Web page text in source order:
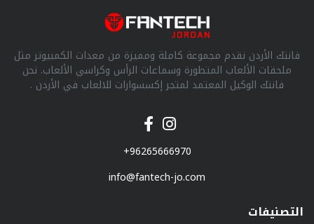
فانتك الأردن نقدم مجموعة كاملة ومميزة من معدات الكمبيوتر مثل
ملحقات الألعاب المتطورة وسماعات الرأس وكراسي الألعاب. نحن
فانتك الوكيل المعتمد لمتجر إكسسوارات للالعاب في الأردن .
+96265666970
info@fantech-jo.com
التصنيفات